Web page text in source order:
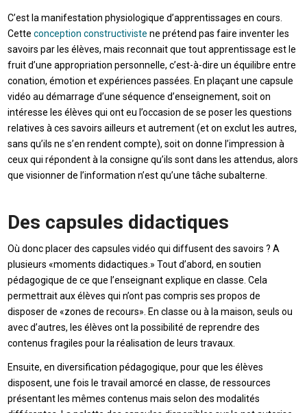
C’est la manifestation physiologique d’apprentissages en cours.
Cetteconception constructiviste ne prétend pas faire inventer les
savoirs par les élèves, mais reconnait que tout apprentissage est le
fruit d’une appropriation personnelle, c’est-à-dire un équilibre entre
conation, émotion et expériences passées. En plaçant une capsule
vidéo au démarrage d’une séquence d’enseignement, soit on
intéresse les élèves qui ont eu l’occasion de se poser les questions
relatives à ces savoirs ailleurs et autrement (et on exclut les autres,
sans qu’ils ne s’en rendent compte), soit on donne l’impression à
ceux qui répondent à la consigne qu’ils sont dans les attendus, alors
que visionner de l’information n’est qu’une tâche subalterne.
Des capsules didactiques
Où donc placer des capsules vidéo qui diffusent des savoirs ? A
plusieurs «moments didactiques.» Tout d’abord, en soutien
pédagogique de ce que l’enseignant explique en classe. Cela
permettrait aux élèves qui n’ont pas compris ses propos de
disposer de «zones de recours». En classe ou à la maison, seuls ou
avec d’autres, les élèves ont la possibilité de reprendre des
contenus fragiles pour la réalisation de leurs travaux.
Ensuite, en diversification pédagogique, pour que les élèves
disposent, une fois le travail amorcé en classe, de ressources
présentant les mêmes contenus mais selon des modalités